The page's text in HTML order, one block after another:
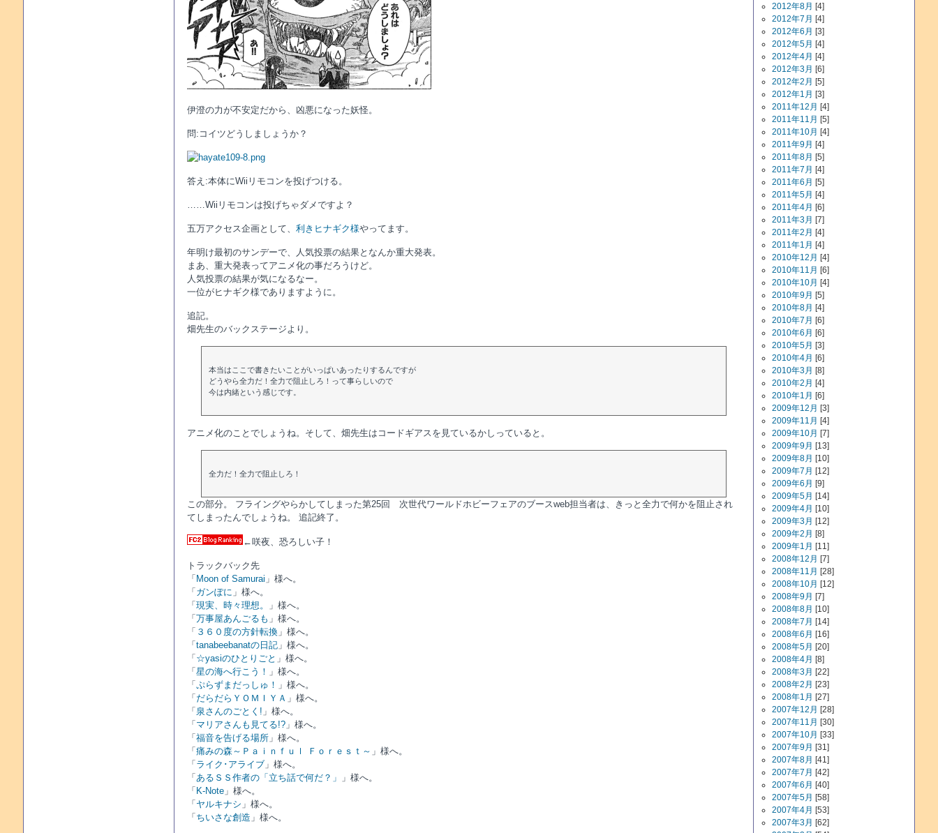
伊澄の力が不安定だから、凶悪になった妖怪。
問:コイツどうしましょうか？
答え:本体にWiiリモコンを投げつける。
……Wiiリモコンは投げちゃダメですよ？
五万アクセス企画として、 利きヒナギク様やってます。
年明け最初のサンデーで、人気投票の結果となんか重大発表。
まあ、重大発表ってアニメ化の事だろうけど。
人気投票の結果が気になるなー。
一位がヒナギク様でありますように。
追記。
畑先生のバックステージより。
本当はここで書きたいことがいっぱいあったりするんですが
どうやら全力だ！全力で阻止しろ！って事らしいので
今は内緒という感じです。
アニメ化のことでしょうね。そして、畑先生はコードギアスを見ているかしっていると。
全力だ！全力で阻止しろ！
この部分。 フライングやらかしてしまった第25回 次世代ワールドホビーフェアのブースweb担当者は、きっと全力で何かを阻止され
てしまったんでしょうね。 追記終了。
←咲夜、恐ろしい子！
トラックバック先
「 Moon of Samurai 」様へ。
「 ガンぽに 」様へ。
「 現実、時々理想。
」様へ。
「 万事屋あんごるも 」様へ。
「 ３６０度の方針転換」様へ。
「 tanabeebanatの日記」様へ。
「 ☆yasiのひとりごと 」様へ。
「 星の海へ行こう！ 」様へ。
「 ぷらずまだっしゅ！ 」様へ。
「 だらだらＹＯＭＩＹＡ 」様へ。
「 泉さんのごとく! 」様へ。
「 マリアさんも見てる!?」様へ。
「 福音を告げる場所」様へ。
「 痛みの森～Ｐａｉｎｆｕｌ Ｆｏｒｅｓｔ～ 」様へ。
「 ライク･アライブ」様へ。
「 あるＳＳ作者の「立ち話で何だ？」
」様へ。
「 K-Note」様へ。
「 ヤルキナシ 」様へ。
「 ちいさな創造 」様へ。
2012年8月 [4]
2012年7月 [4]
2012年6月 [3]
2012年5月 [4]
2012年4月 [4]
2012年3月 [6]
2012年2月 [5]
2012年1月 [3]
2011年12月 [4]
2011年11月 [5]
2011年10月 [4]
2011年9月 [4]
2011年8月 [5]
2011年7月 [4]
2011年6月 [5]
2011年5月 [4]
2011年4月 [6]
2011年3月 [7]
2011年2月 [4]
2011年1月 [4]
2010年12月 [4]
2010年11月 [6]
2010年10月 [4]
2010年9月 [5]
2010年8月 [4]
2010年7月 [6]
2010年6月 [6]
2010年5月 [3]
2010年4月 [6]
2010年3月 [8]
2010年2月 [4]
2010年1月 [6]
2009年12月 [3]
2009年11月 [4]
2009年10月 [7]
2009年9月 [13]
2009年8月 [10]
2009年7月 [12]
2009年6月 [9]
2009年5月 [14]
2009年4月 [10]
2009年3月 [12]
2009年2月 [8]
2009年1月 [11]
2008年12月 [7]
2008年11月 [28]
2008年10月 [12]
2008年9月 [7]
2008年8月 [10]
2008年7月 [14]
2008年6月 [16]
2008年5月 [20]
2008年4月 [8]
2008年3月 [22]
2008年2月 [23]
2008年1月 [27]
2007年12月 [28]
2007年11月 [30]
2007年10月 [33]
2007年9月 [31]
2007年8月 [41]
2007年7月 [42]
2007年6月 [40]
2007年5月 [58]
2007年4月 [53]
2007年3月 [62]